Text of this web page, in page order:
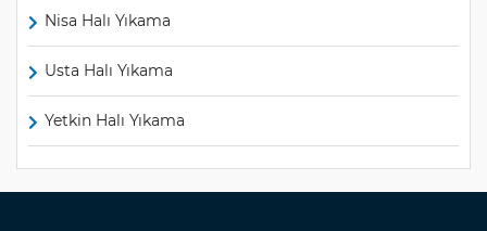
Nisa Halı Yıkama
Usta Halı Yıkama
Yetkin Halı Yıkama